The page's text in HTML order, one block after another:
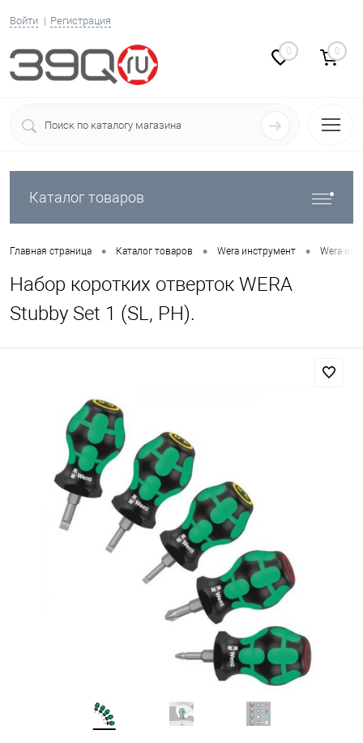
Войти Регистрация
0 0
Каталог товаров
Главная страница • Каталог товаров • Wera инструмент • Wera
Набор коротких отверток WERA
Stubby Set 1 (SL, PH).